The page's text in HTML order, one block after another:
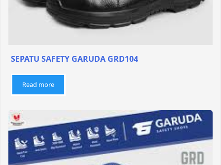
SEPATU SAFETY GARUDA GRD104
Read more